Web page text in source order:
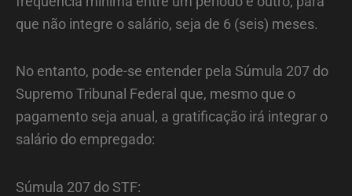
que não integre o salário, seja de 6 (seis) meses.
No entanto, pode-se entender pela Súmula 207 do
Supremo Tribunal Federal que, mesmo que o
pagamento seja anual, a gratificação irá integrar o
salário do empregado:
Súmula 207 do STF: